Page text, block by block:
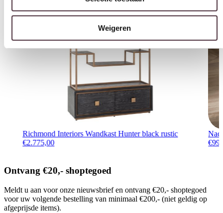
Richmond Interiors Wandkast Hunter black rustic
€2.775,00
€
Ontvang €20,- shoptegoed
Meldt u aan voor onze nieuwsbrief en ontvang €20,- shoptegoed
voor uw volgende bestelling van minimaal €200,- (niet geldig op
afgeprijsde items).